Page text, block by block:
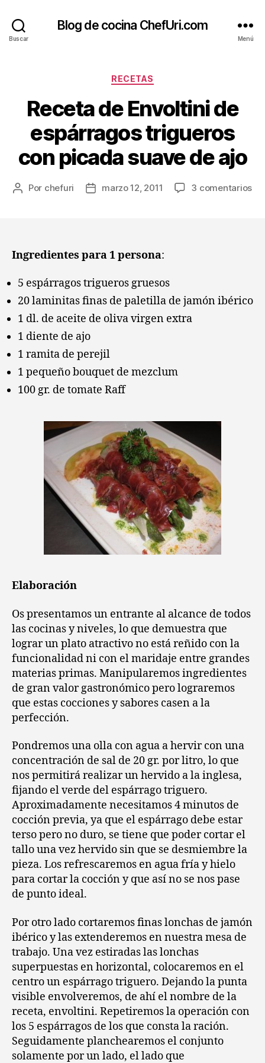
Buscar
Blog de cocina ChefUri.com
Menú
Categorías
RECETAS
Receta de Envoltini de
espárragos trigueros
con picada suave de ajo
Autor
Por chefuri
Fechamarzo 12, 2011 3 comentariosen
Ingredientes para 1 persona:
5 espárragos trigueros gruesos
20 laminitas finas de paletilla de jamón ibérico
1 dl. de aceite de oliva virgen extra
1 diente de ajo
1 ramita de perejil
1 pequeño bouquet de mezclum
100 gr. de tomate Raff
Elaboración
Os presentamos un entrante al alcance de todos
las cocinas y niveles, lo que demuestra que
lograr un plato atractivo no está reñido con la
funcionalidad ni con el maridaje entre grandes
materias primas. Manipularemos ingredientes
de gran valor gastronómico pero lograremos
que estas cocciones y sabores casen a la
perfección.
Pondremos una olla con agua a hervir con una
concentración de sal de 20 gr. por litro, lo que
nos permitirá realizar un hervido a la inglesa,
fijando el verde del espárrago triguero.
Aproximadamente necesitamos 4 minutos de
cocción previa, ya que el espárrago debe estar
terso pero no duro, se tiene que poder cortar el
tallo una vez hervido sin que se desmiembre la
pieza. Los refrescaremos en agua fría y hielo
para cortar la cocción y que así no se nos pase
de punto ideal.
Por otro lado cortaremos finas lonchas de jamón
ibérico y las extenderemos en nuestra mesa de
trabajo. Una vez estiradas las lonchas
superpuestas en horizontal, colocaremos en el
centro un espárrago triguero. Dejando la punta
visible envolveremos, de ahí el nombre de la
receta, envoltini. Repetiremos la operación con
los 5 espárragos de los que consta la ración.
Seguidamente planchearemos el conjunto
solamente por un lado, el lado que